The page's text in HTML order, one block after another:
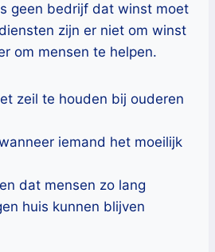
geen bedrijf dat winst moet
zijn er niet om winst
om mensen te helpen.
zeil te houden bij ouderen
iemand het moeilijk
dat mensen zo lang
huis kunnen blijven